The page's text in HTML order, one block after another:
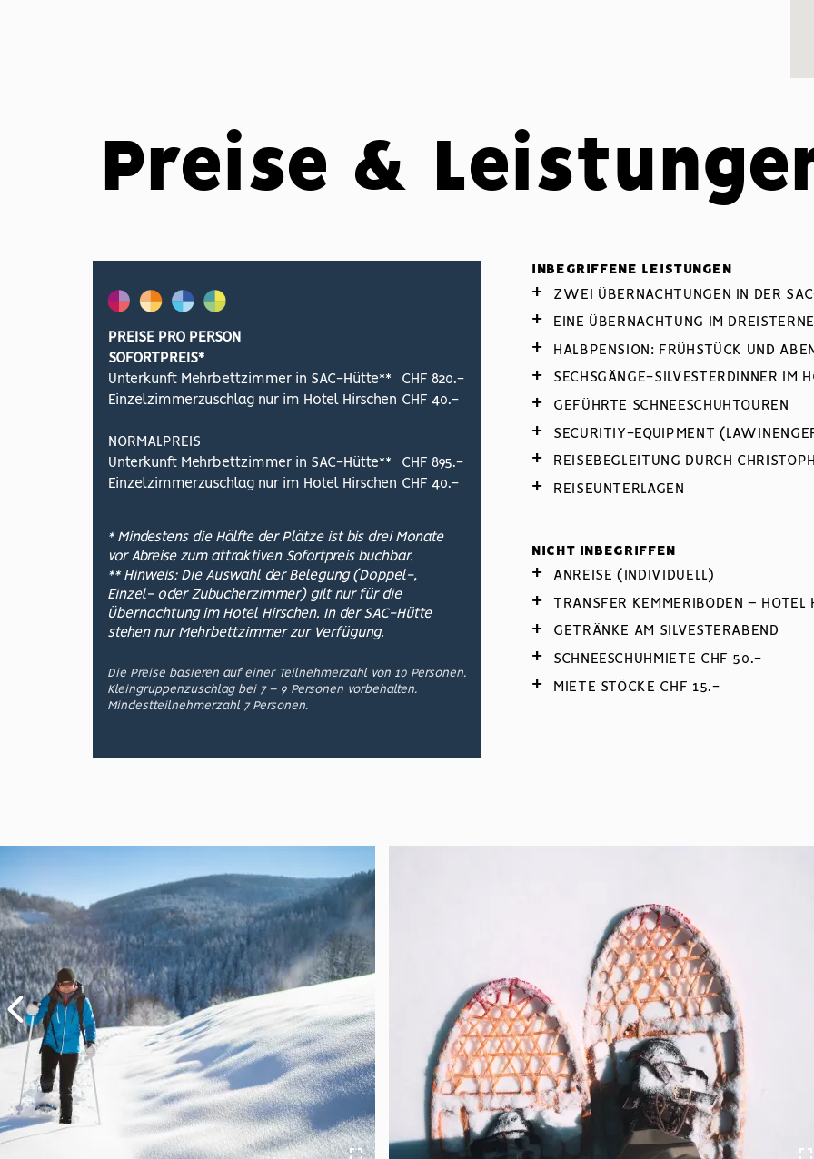
Preise &
PREISE PRO PERSON
SOFORTPREIS*
Unterkunft Mehrbettzimmer in SAC-Hütte**
CHF 820.-
Einzelzimmerzuschlag nur im Hotel Hirschen CHF 40.-
NORMALPREIS
Unterkunft Mehrbettzimmer in SAC-Hütte**
CHF 895.-
Einzelzimmerzuschlag nur im Hotel Hirschen CHF 40.-
* Mindestens die Hälfte der Plätze ist bis drei Monate
vor Abreise zum attraktiven Sofortpreis buchbar.
** Hinweis: Die Auswahl der Belegung (Doppel-,
Einzel- oder Zubucherzimmer) gilt nur für die
Übernachtung im Hotel Hirschen. In der SAC-Hütte
stehen nur Mehrbettzimmer zur Verfügung.
Die Preise basieren auf einer Teilnehmerzahl von 10 Personen.
Kleingruppenzuschlag bei 7 – 9 Personen vorbehalten.
Mindestteilnehmerzahl 7 Personen.
INBEGRIFFENE LEISTUNGEN
ZWEI ÜBERNACHTUNGEN IN DER
EINE ÜBERNACHTUNG IM
HALBPENSION: FRÜHSTÜCK UND
SECHSGÄNGE-SILVESTERDINNER IM
GEFÜHRTE SCHNEESCHUHTOUREN
SECURITIY-EQUIPMENT
REISEBEGLEITUNG DURCH
REISEUNTERLAGEN
NICHT INBEGRIFFEN
ANREISE (INDIVIDUELL)
TRANSFER KEMMERIBODEN – HOTEL
GETRÄNKE AM SILVESTERABEND
SCHNEESCHUHMIETE CHF 50.-
MIETE STÖCKE CHF 15.-